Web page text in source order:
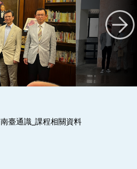
南臺通識_課程相關資料